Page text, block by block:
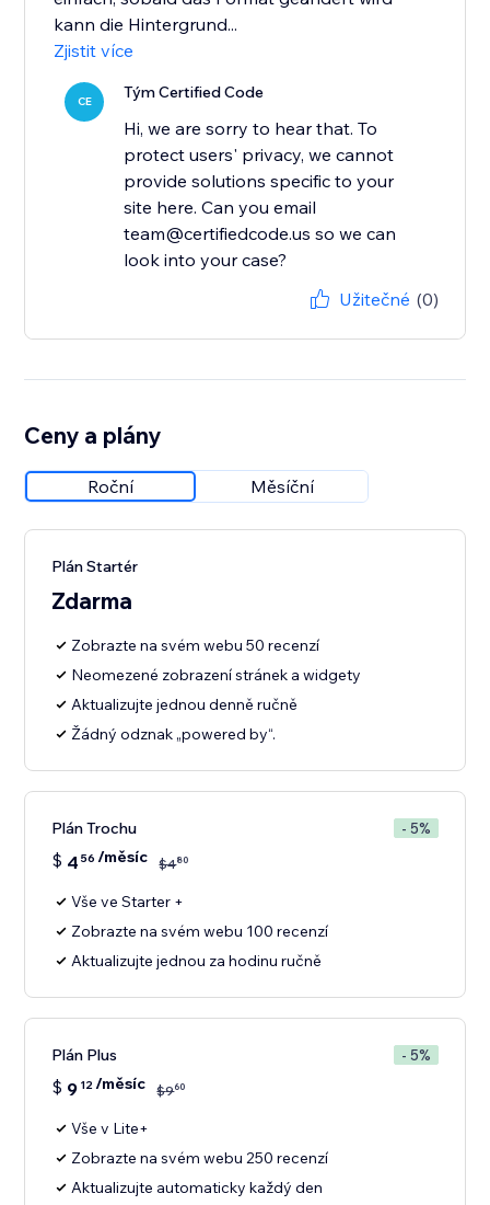
kann die Hintergrund...
Zjistit více
CE Tým Certified Code
Hi, we are sorry to hear that. To
protect users' privacy, we cannot
provide solutions specific to your
site here. Can you email
team@certifiedcode.us so we can
look into your case?
Užitečné (0)
Ceny a plány
Roční Měsíční
Plán Startér
Zdarma
Zobrazte na svém webu 50 recenzí
Neomezené zobrazení stránek a widgety
Aktualizujte jednou denně ručně
Žádný odznak „powered by“.
Plán Trochu - 5%
$ 4 56 /měsíc $480
Vše ve Starter +
Zobrazte na svém webu 100 recenzí
Aktualizujte jednou za hodinu ručně
Plán Plus - 5%
$ 9 12/měsíc $960
Vše v Lite+
Zobrazte na svém webu 250 recenzí
Aktualizujte automaticky každý den